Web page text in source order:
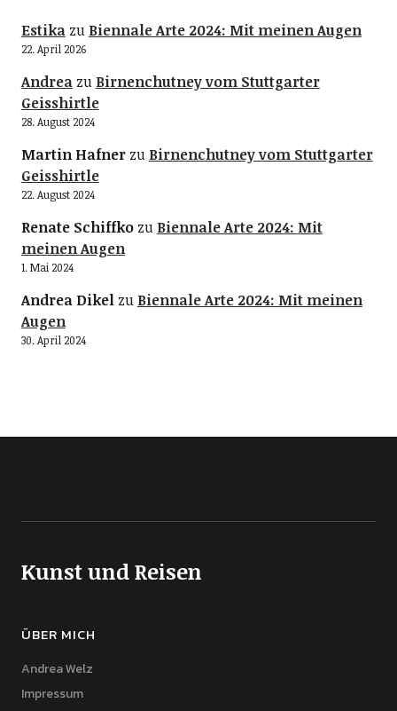
Estikazu Biennale Arte 2024: Mit meinen Augen
22. April 2026
Andreazu Birnenchutney vom Stuttgarter
Geisshirtle
28. August 2024
Martin Hafnerzu Birnenchutney vom Stuttgarter
Geisshirtle
22. August 2024
Renate Schiffkozu Biennale Arte 2024: Mit
meinen Augen
1. Mai 2024
Andrea Dikelzu Biennale Arte 2024: Mit meinen
Augen
30. April 2024
Kunst und Reisen
ÜBER MICH
Andrea Welz
Impressum